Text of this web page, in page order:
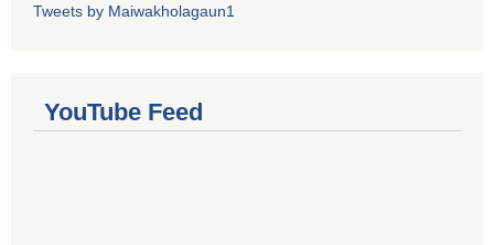
Tweets by Maiwakholagaun1
YouTube Feed